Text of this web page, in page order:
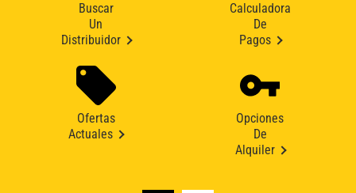
Buscar
Un
Distribuidor
Calculadora
De
Pagos
Ofertas
Actuales
Opciones
De
Alquiler